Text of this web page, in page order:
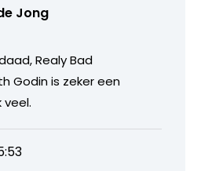
Jong
Realy Bad
Godin is zeker een
veel.